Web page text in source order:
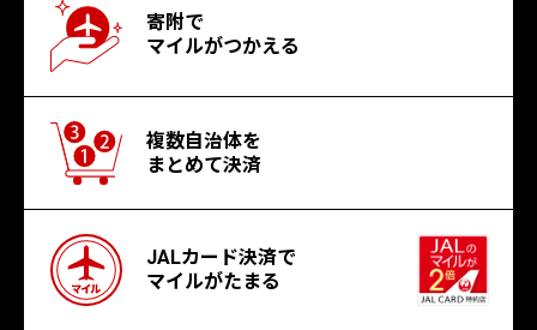
寄附で
マイルがつかえる
複数自治体を
まとめて決済
JALカード決済で
マイルがたまる